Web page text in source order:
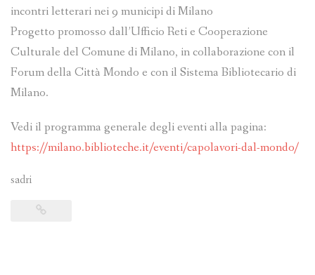
incontri letterari nei 9 municipi di Milano
Progetto promosso dall’Ufficio Reti e Cooperazione
Culturale del Comune di Milano, in collaborazione con il
Forum della Città Mondo e con il Sistema Bibliotecario di
Milano.
Vedi il programma generale degli eventi alla pagina:
https://milano.biblioteche.it/eventi/capolavori-dal-mondo/
sadri